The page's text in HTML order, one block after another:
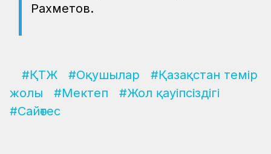
Рахметов.
#ҚТЖ #Оқушылар
#Қазақстан темір
жолы
#Мектеп
#Жол қауіпсіздігі
#Сайөтес